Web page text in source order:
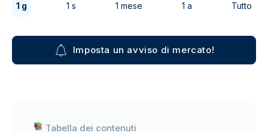
1 g 1 s 1 mese 1 a Tutto
Imposta un avviso di mercato!
Tabella dei contenuti